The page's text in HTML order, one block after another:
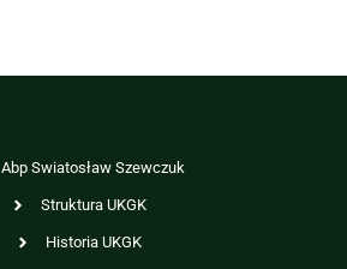
Abp Swiatosław Szewczuk
Struktura UKGK
Historia UKGK